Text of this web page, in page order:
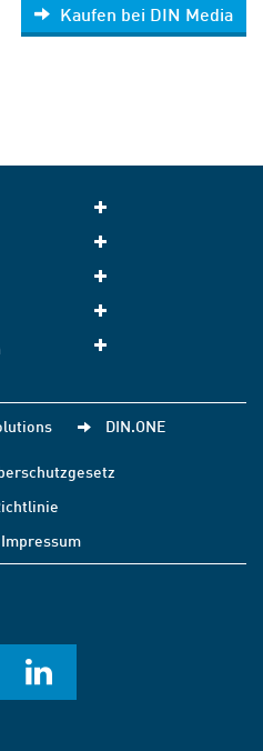
Kaufen bei DIN Media
DIN.ONE
Impressum